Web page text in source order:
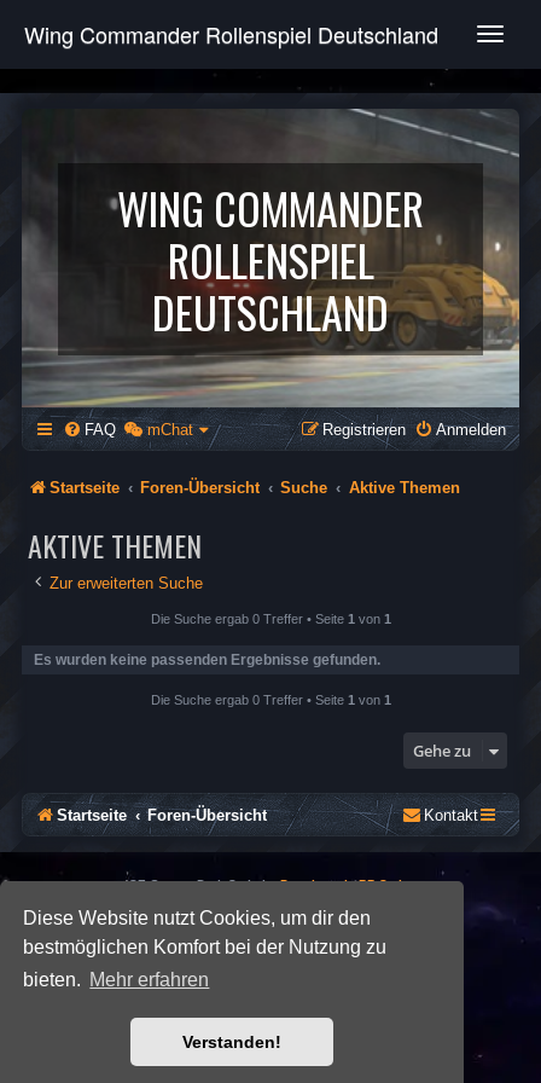
Diese Website nutzt Cookies, um dir den
bestmöglichen Komfort bei der Nutzung zu
bieten. Mehr erfahren
Verstanden!
T
g
e
v
g
a
t
i
o
n
Wing Commander Rollenspiel Deutschland
WING COMMANDER
ROLLENSPIEL
DEUTSCHLAND
FAQ mChat Anmelden
Registrieren
Startseite Foren-Übersicht Suche Aktive Themen
AKTIVE THEMEN
Zur erweiterten Suche
Die Suche ergab 0 Treffer • Seite 1 von 1
Es wurden keine passenden Ergebnisse gefunden.
Die Suche ergab 0 Treffer • Seite 1 von 1
Gehe zu
Startseite Foren-Übersicht Kontakt
*SE Gamer: Dark Style byPremium phpBB Styles
Powered byphpBB ® Forum Software © phpBB Limited
Datenschutz